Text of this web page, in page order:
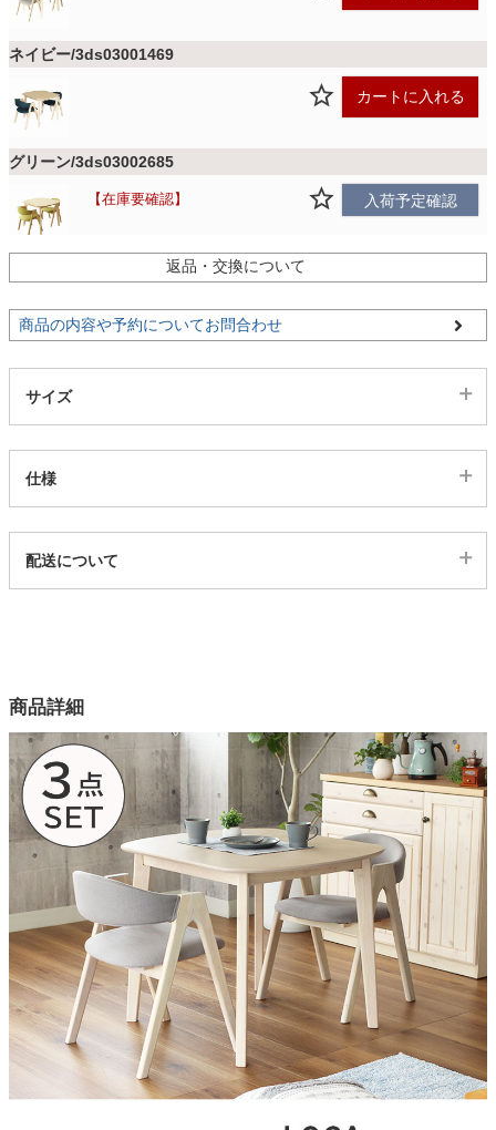
家電・照明器具
インテリア雑貨
ガーデン
タワー
ネイビー/3ds03001469
カートに入れる
グリーン/3ds03002685
在庫要確認 入荷予定確認
返品・交換について
商品の内容や予約についてお問合わせ
サイズ
仕様
3ds03003282
3色
テーブル天板素材
オーク突板
テーブル天板塗装
チェア座面
ファブリック
テーブル・チェア脚部素材
天然木
チェアサイズ
幅50×奥行52×高さ70ｘ座面高44(cm)
配送について
商品詳細